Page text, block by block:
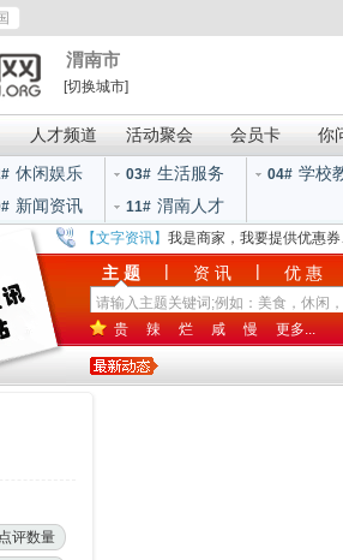
渭南市
[切换城市]
人才频道 活动聚会 会员卡 你
休闲娱乐 03# 生活服务 04# 学校
新闻资讯 11# 渭南人才
【文字资讯】 我是商家，我要提供优惠
主 题 | 资 讯 | 优 惠
贵 辣 烂 咸 慢 更多...
点评数量